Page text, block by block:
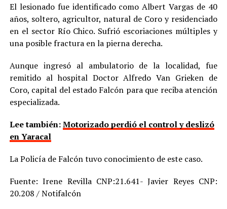
El lesionado fue identificado como Albert Vargas de 40
años, soltero, agricultor, natural de Coro y residenciado
en el sector Río Chico. Sufrió escoriaciones múltiples y
una posible fractura en la pierna derecha.
Aunque ingresó al ambulatorio de la localidad, fue
remitido al hospital Doctor Alfredo Van Grieken de
Coro, capital del estado Falcón para que reciba atención
especializada.
Lee también:Motorizado perdió el control y deslizó
en Yaracal
La Policía de Falcón tuvo conocimiento de este caso.
Fuente: Irene Revilla CNP:21.641- Javier Reyes CNP:
20.208 / Notifalcón